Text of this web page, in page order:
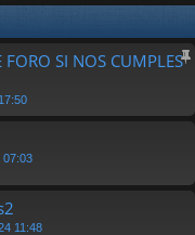
FORO SI NOS CUMPLES
07:03
11:48